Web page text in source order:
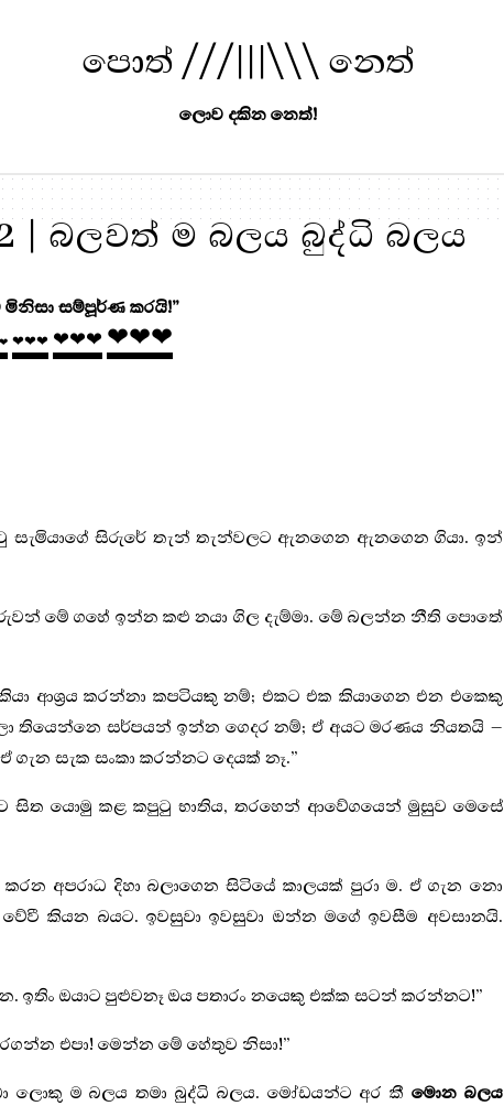
පොත් ///|||\\\ නෙත්
ලොව දකින නෙත්!
| බලවත් ම බලය බුද්ධි බලය
මිනිසා සම්පූර්ණ කරයි!”
❤❤❤ ❤❤❤ ❤❤❤
සිරුරේ තැන් තැන්වලට ඇනගෙන ඇනගෙන ගියා. ඉන්
මේ ගහේ ඉන්න කළු නයා ගිල දැම්මා. මේ බලන්න නීති පොතේ
ආශ්‍රය කරන්නා කපටියකු නම්; එකට එක කියාගෙන එන එකෙකු
තියෙන්නෙ සර්පයන් ඉන්න ගෙදර නම්; ඒ අයට මරණය නියතයි –
ගැන සැක සංකා කරන්නට දෙයක් නෑ.”
සිත යොමු කළ කපුටු භාතිය, තරහෙන් ආවේගයෙන් මුසුව මෙසේ
අපරාධ දිහා බලාගෙන සිටියේ කාලයක් පුරා ම. ඒ ගැන නො
කියන බයට. ඉවසුවා ඉවසුවා ඔන්න මගේ ඉවසීම අවසානයි.
ඉතිං ඔයාට පුළුවනෑ ඔය පතාරං නයෙකු එක්ක සටන් කරන්නට!”
එපා! මෙන්න මේ හේතුව නිසා!”
ලොකු ම බලය තමා බුද්ධි බලය. මෝඩයන්ට අර කී මොන බලය